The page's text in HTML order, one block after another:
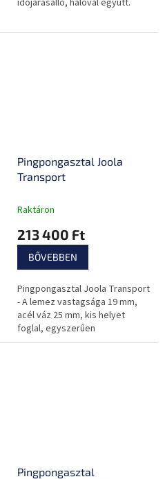
Pingpongasztal Joola
Transport
Raktáron
213 400 Ft
BŐVEBBEN
Pingpongasztal Joola Transport
- A lemez vastagsága 19 mm,
acél váz 25 mm, kis helyet
foglal, egyszerűen
összecsukható
Pingpongasztal